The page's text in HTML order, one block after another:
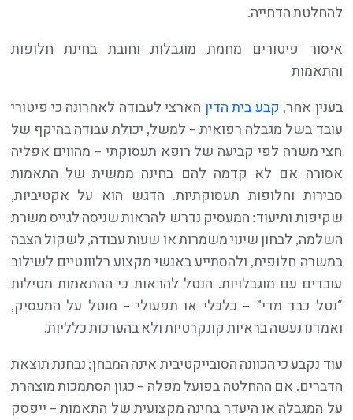
להחלטת הדחייה.
איסור פיטורים מחמת מוגבלות וחובת בחינת חלופות
והתאמות
בענין אחר, קבע בית הדין הארצי לעבודה לאחרונה כי פיטורי
עובד בשל מגבלה רפואית – למשל, יכולת עבודה בהיקף של
חצי משרה לפי קביעה של רופא תעסוקתי – מהווים אפליה
אסורה אם לא קדמה להם בחינה ממשית של התאמות
סבירות וחלופות תעסוקתיות. הדגש הוא על אקטיביות,
שקיפות ותיעוד: המעסיק נדרש להראות שניסה לגייס משרת
השלמה, לבחון שינוי משמרות או שעות עבודה, לשקול הצבה
במשרה חלופית, ולהסתייע באנשי מקצוע רלוונטיים לשילוב
עובדים עם מוגבלויות. הנטל להראות כי ההתאמות מטילות
“נטל כבד מדי” – כלכלי או תפעולי – מוטל על המעסיק,
ואמדנו נעשה בראיות קונקרטיות ולא בהערכות כלליות.
עוד נקבע כי הכוונה הסובייקטיבית אינה המבחן; נבחנת תוצאת
הדברים. אם ההחלטה בפועל מפלה – כגון הסתמכות מוצהרת
על המגבלה או היעדר בחינה מקצועית של התאמות – ייפסק